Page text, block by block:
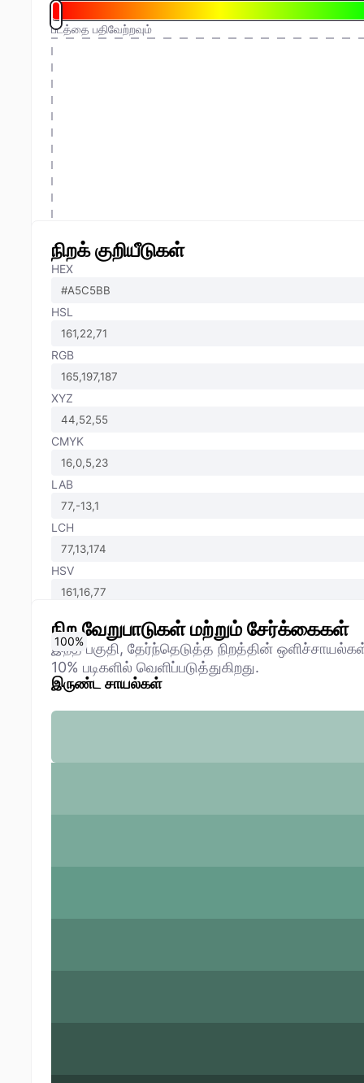
படத்தை பதிவேற்றவும்
நிறக் குறியீடுகள்
HEX
HSL
RGB
XYZ
CMYK
LAB
LCH
HSV
நிற வேறுபாடுகள் மற்றும் சேர்க்கைகள்
இந்த பகுதி, தேர்ந்தெடுத்த நிறத்தின்
10% படிகளில் வெளிப்படுத்துகிறது.
இருண்ட சாயல்கள்
0%
10%
20%
30%
40%
50%
60%
70%
80%
90%
100%